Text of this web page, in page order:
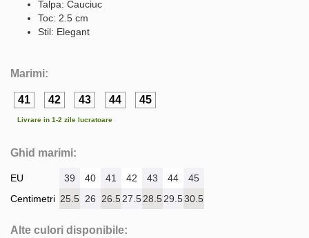
Talpa: Cauciuc
Toc: 2.5 cm
Stil: Elegant
Marimi:
41 42 43 44 45
Livrare in 1-2 zile lucratoare
Ghid marimi:
EU
Centimetri
39 40 41 42 43 44
45
25.5 26 26.527.528.529.530.5
Alte culori disponibile: